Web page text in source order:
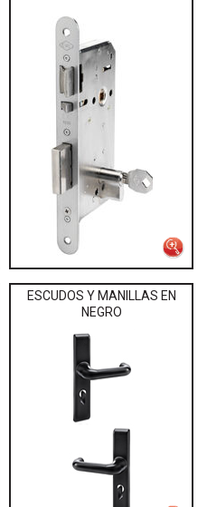
ESCUDOS Y MANILLAS EN
NEGRO